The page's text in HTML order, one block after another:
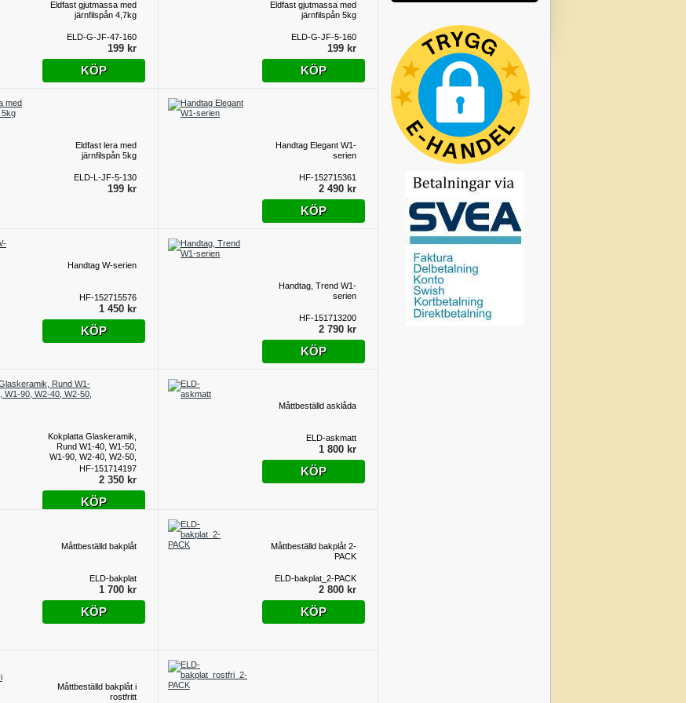
Eldfast gjutmassa med
järnfilspån 4,7kg
ELD-G-JF-47-160
199 kr
KÖP
Eldfast gjutmassa med
järnfilspån 5kg
ELD-G-JF-5-160
199 kr
KÖP
Eldfast lera med
järnfilspån 5kg
ELD-L-JF-5-130
199 kr
Handtag Elegant W1-
serien
HF-152715361
2 490 kr
KÖP
Handtag W-serien
HF-152715576
1 450 kr
KÖP
Handtag, Trend W1-
serien
HF-151713200
2 790 kr
KÖP
Kokplatta Glaskeramik,
Rund W1-40, W1-50,
W1-90, W2-40, W2-50,
W2-90
HF-151714197
2 350 kr
KÖP
Måttbeställd asklåda
ELD-askmatt
1 800 kr
KÖP
Måttbeställd bakplåt
ELD-bakplat
1 700 kr
KÖP
Måttbeställd bakplåt 2-
PACK
ELD-bakplat_2-PACK
2 800 kr
KÖP
Måttbeställd bakplåt i
rostfritt